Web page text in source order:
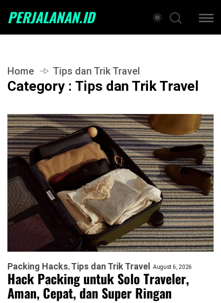
PERJALANAN.ID
Home Tips dan Trik Travel
Category : Tips dan Trik Travel
Packing Hacks Tips dan Trik Travel August 6, 2026
Hack Packing untuk Solo Traveler,
Aman, Cepat, dan Super Ringan